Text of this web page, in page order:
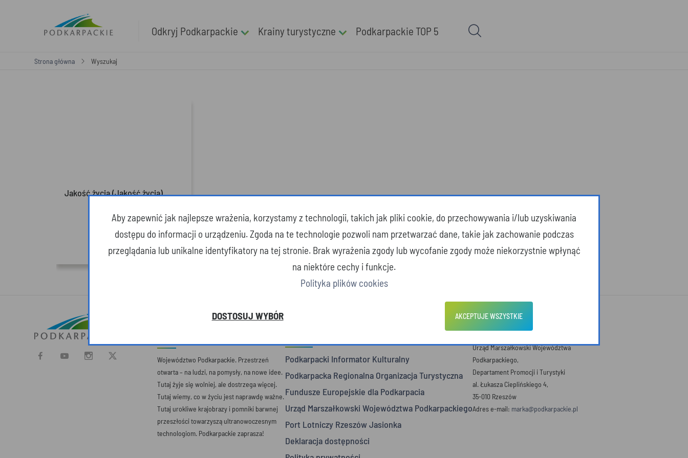
Odkryj Podkarpackie Krainy turystyczne Podkarpackie TOP 5
Strona główna Wyszukaj
Jakość życia (Jakość życia)
Województwo Podkarpackie. Przestrzeń
otwarta – na ludzi, na pomysły, na nowe idee.
Tutaj żyje się wolniej, ale dostrzega więcej.
Tutaj wiemy, co w życiu jest naprawdę ważne.
Tutaj urokliwe krajobrazy i pomniki barwnej
przeszłości towarzyszą ultranowoczesnym
technologiom. Podkarpackie zaprasza!
Podkarpacki Informator Kulturalny
Podkarpacka Regionalna Organizacja Turystyczna
Fundusze Europejskie dla Podkarpacia
Urząd Marszałkowski Województwa Podkarpackiego
Port Lotniczy Rzeszów Jasionka
Deklaracja dostępności
Urząd Marszałkowski Województwa
Podkarpackiego,
Departament Promocji i Turystyki
al. Łukasza Cieplińskiego 4,
35-010 Rzeszów
Adres e-mail: marka@podkarpackie.pl
Aby zapewnić jak najlepsze wrażenia, korzystamy z technologii, takich jak pliki cookie, do przechowywania i/lub uzyskiwania
dostępu do informacji o urządzeniu. Zgoda na te technologie pozwoli nam przetwarzać dane, takie jak zachowanie podczas
przeglądania lub unikalne identyfikatory na tej stronie. Brak wyrażenia zgody lub wycofanie zgody może niekorzystnie wpłynąć
na niektóre cechy i funkcje.
Polityka plików cookies
DOSTOSUJ WYBÓR AKCEPTUJE WSZYSTKIE